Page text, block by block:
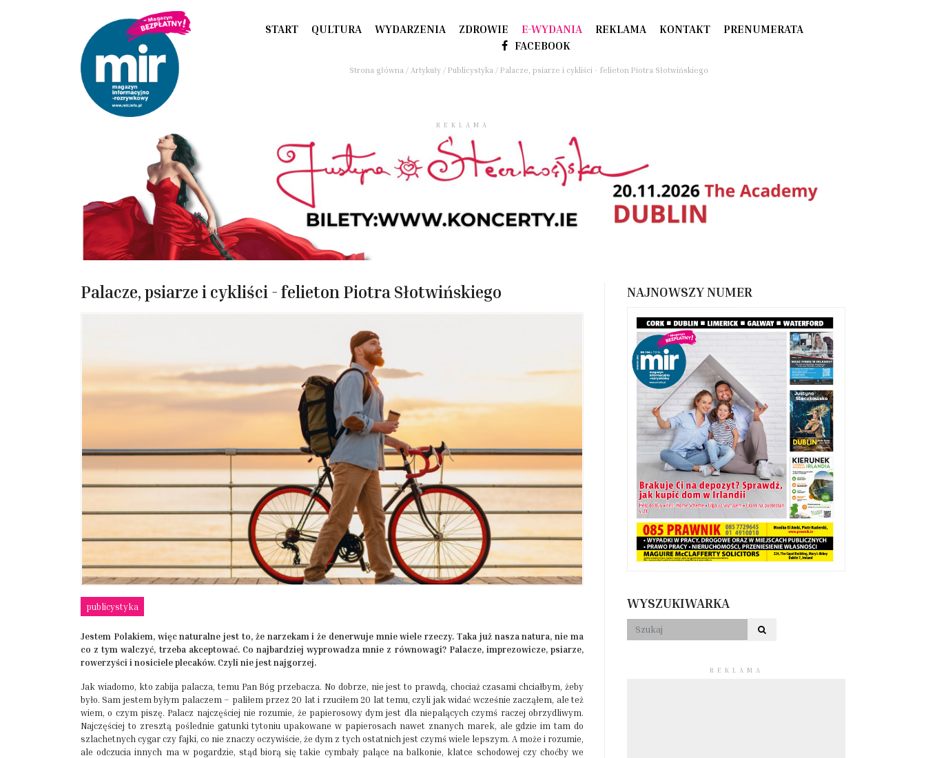
START QULTURA WYDARZENIA ZDROWIE E-WYDANIA REKLAMA KONTAKT
PRENUMERATA
FACEBOOK
Strona główna / Artykuły/ Publicystyka / Palacze, psiarze i cykliści - felieton Piotra Słotwińskiego
REKLAMA
Palacze, psiarze i cykliści - felieton Piotra Słotwińskiego
publicystyka
Jestem Polakiem, więc naturalne jest to, że narzekam i że denerwuje mnie wiele rzeczy. Taka już nasza natura, nie ma
co z tym walczyć, trzeba akceptować. Co najbardziej wyprowadza mnie z równowagi? Palacze, imprezowicze, psiarze,
rowerzyści i nosiciele plecaków. Czyli nie jest najgorzej.
Jak wiadomo, kto zabija palacza, temu Pan Bóg przebacza. No dobrze, nie jest to prawdą, chociaż czasami chciałbym, żeby
było. Sam jestem byłym palaczem – paliłem przez 20 lat i rzuciłem 20 lat temu, czyli jak widać wcześnie zacząłem, ale też
wiem, o czym piszę. Palacz najczęściej nie rozumie, że papierosowy dym jest dla niepalących czymś raczej obrzydliwym.
Najczęściej to zresztą poślednie gatunki tytoniu upakowane w papierosach nawet znanych marek, ale gdzie im tam do
szlachetnych cygar czy fajki, co nie znaczy oczywiście, że dym z tych ostatnich jest czymś wiele lepszym. A może i rozumie,
ale odczucia innych ma w pogardzie, stąd biorą się takie cymbały palące na balkonie, klatce schodowej czy choćby we
NAJNOWSZY NUMER
WYSZUKIWARKA
REKLAMA